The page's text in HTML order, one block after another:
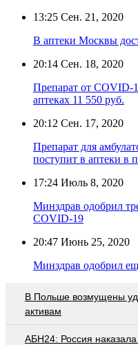
13:25 Сен. 21, 2020
В аптеки Москвы
20:14 Сен. 18, 2020
Препарат от COVID-
аптеках 11 550 руб.
20:12 Сен. 17, 2020
Препарат для
поступит в аптеки в
17:24 Июль 8, 2020
Минздрав одобрил
COVID-19
20:47 Июнь 25, 2020
Минздрав одобрил
В Польше возмущены
активам
АБН24: Россия